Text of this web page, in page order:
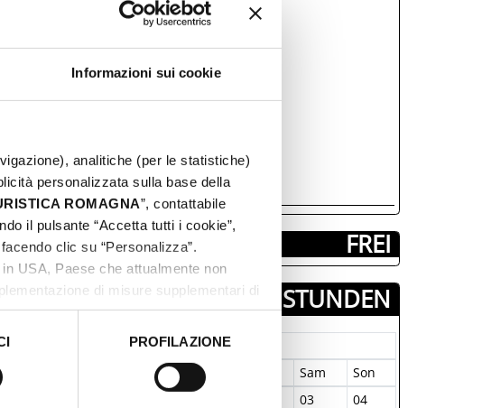
Informazioni sui cookie
analitiche (per le statistiche)
personalizzata sulla base della
ROMAGNA”, contattabile
il pulsante “Accetta tutti i cookie”,
clic su “Personalizza”.
USA, Paese che attualmente non
di misure supplementari di
PROFILAZIONE
FREI
TAGE & STUNDEN
Januar-1970
Mit Sam
Son
03
04